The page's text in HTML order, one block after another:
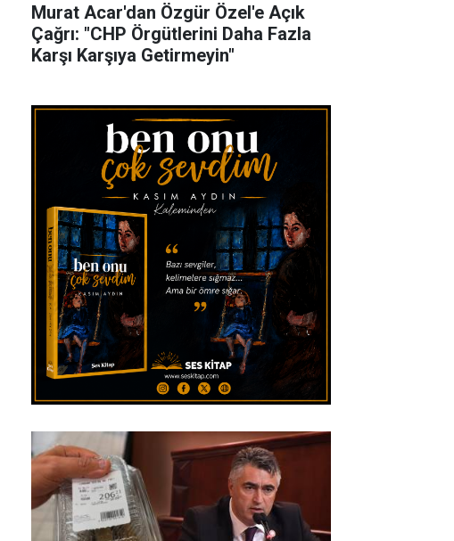
Murat Acar'dan Özgür Özel'e Açık
Çağrı: "CHP Örgütlerini Daha Fazla
Karşı Karşıya Getirmeyin"